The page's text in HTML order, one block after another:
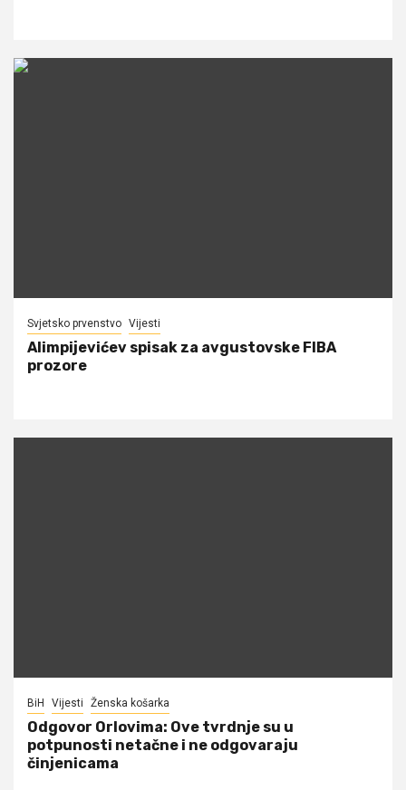
Svjetsko prvenstvo Vijesti
Alimpijevićev spisak za avgustovske FIBA
prozore
BiH Vijesti Ženska košarka
Odgovor Orlovima: ​Ove tvrdnje su u
potpunosti netačne i ne odgovaraju
činjenicama